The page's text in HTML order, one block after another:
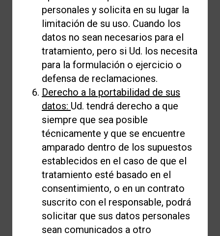
personales y solicita en su lugar la
limitación de su uso. Cuando los
datos no sean necesarios para el
tratamiento, pero si Ud. los necesita
para la formulación o ejercicio o
defensa de reclamaciones.
Derecho a la portabilidad de sus
datos: Ud. tendrá derecho a que
siempre que sea posible
técnicamente y que se encuentre
amparado dentro de los supuestos
establecidos en el caso de que el
tratamiento esté basado en el
consentimiento, o en un contrato
suscrito con el responsable, podrá
solicitar que sus datos personales
sean comunicados a otro